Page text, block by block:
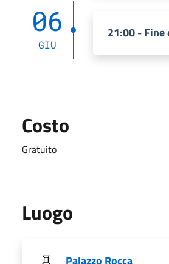
06
GIU
21:00 - Fine
Costo
Gratuito
Luogo
Palazzo Rocca